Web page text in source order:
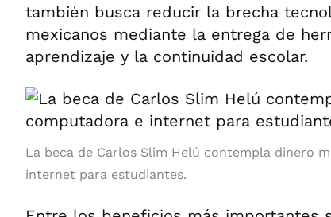
también busca reducir la brecha
mexicanos mediante la entrega de
aprendizaje y la continuidad escolar.
La beca de Carlos Slim Helú contempla dinero
internet para estudiantes.